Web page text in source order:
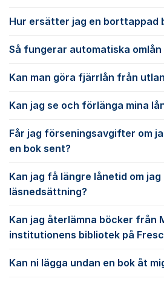
Hur ersätter jag en borttappad
Så fungerar automatiska omlån
Kan man göra fjärrlån från
Kan jag se och förlänga mina
Får jag förseningsavgifter om
en bok sent?
Kan jag få längre lånetid om jag
läsnedsättning?
Kan jag återlämna böcker från
institutionens bibliotek på
Kan ni lägga undan en bok åt